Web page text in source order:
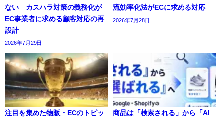
ない カスハラ対策の義務化が
EC事業者に求める顧客対応の再
設計
2026年7月29日
流効率化法がECに求める対応
2026年7月28日
注目を集めた物販・ECのトピッ
商品は「検索される」から「AI